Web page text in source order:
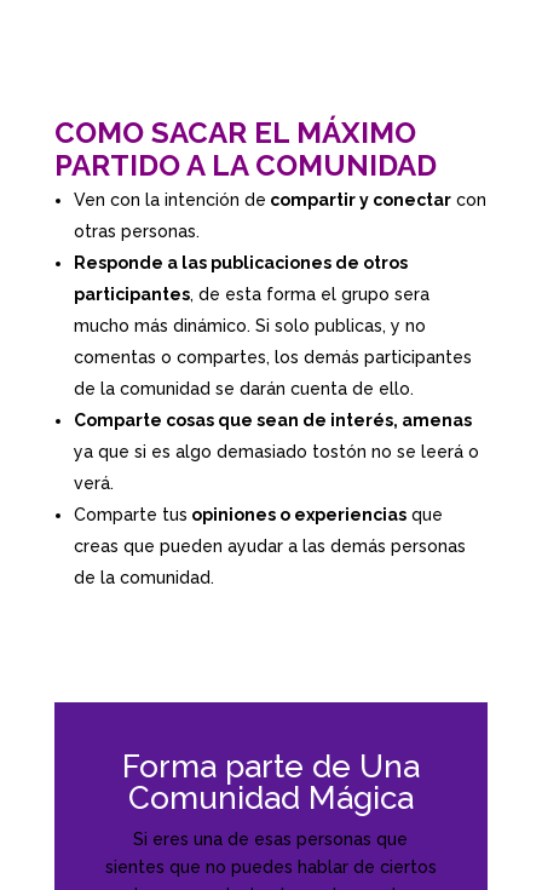
COMO SACAR EL MÁXIMO
PARTIDO A LA COMUNIDAD
Ven con la intención de compartir y conectarcon
otras personas.
Responde a las publicaciones de otros
participantes, de esta forma el grupo sera
mucho más dinámico. Si solo publicas, y no
comentas o compartes, los demás participantes
de la comunidad se darán cuenta de ello.
Comparte cosas que sean de interés, amenas
ya que si es algo demasiado tostón no se leerá o
verá.
Comparte tus opiniones o experienciasque
creas que pueden ayudar a las demás personas
de la comunidad.
Forma parte de Una
Comunidad Mágica
Si eres una de esas personas que
sientes que no puedes hablar de ciertos